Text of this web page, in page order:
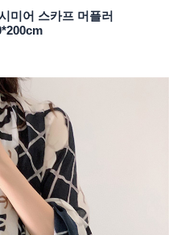
미어 스카프 머플러